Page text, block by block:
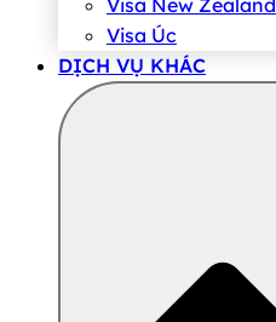
Visa New Zealand
Visa Úc
DỊCH VỤ KHÁC